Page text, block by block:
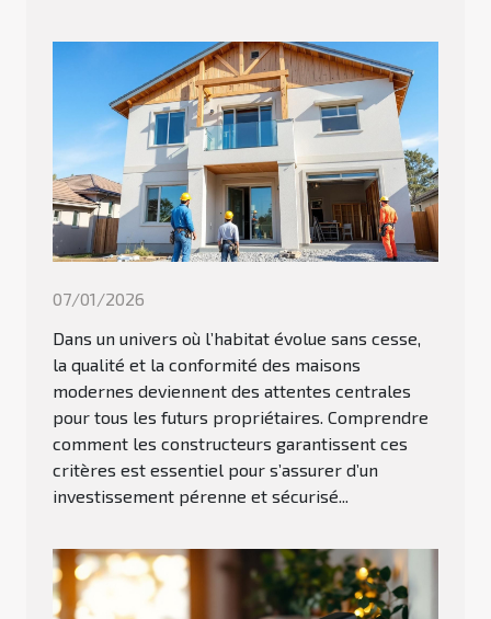
07/01/2026
Dans un univers où l’habitat évolue sans cesse,
la qualité et la conformité des maisons
modernes deviennent des attentes centrales
pour tous les futurs propriétaires. Comprendre
comment les constructeurs garantissent ces
critères est essentiel pour s’assurer d’un
investissement pérenne et sécurisé...